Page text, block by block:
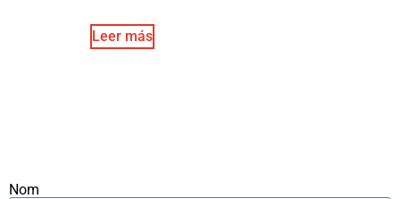
Leer más
Nom